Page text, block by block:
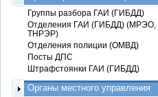
Группы разбора ГАИ (ГИБДД)
Отделения ГАИ (ГИБДД) (МРЭО,
ТНРЭР)
Отделения полиции (ОМВД)
Посты ДПС
Штрафстоянки ГАИ (ГИБДД)
Органы местного управления